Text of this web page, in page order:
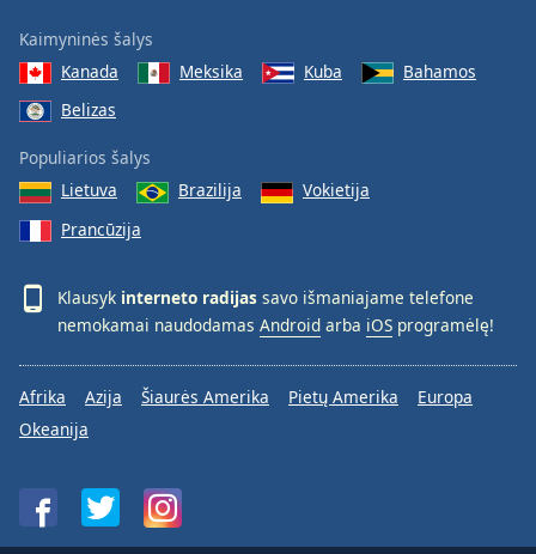
Kaimyninės šalys
Kanada
Meksika Kuba
Bahamos
Belizas
Populiarios šalys
Lietuva
Brazilija
Vokietija
Prancūzija
Klausyk interneto radijas savo išmaniajame telefone
nemokamai naudodamas Android arba iOS programėlę!
Afrika Azija Šiaurės Amerika Pietų Amerika
Europa
Okeanija